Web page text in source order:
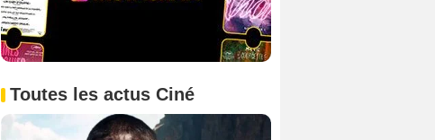
Toutes les actus Ciné